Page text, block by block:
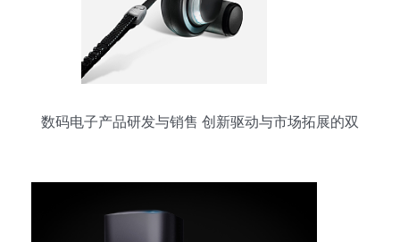
数码电子产品研发与销售 创新驱动与市场拓展的双